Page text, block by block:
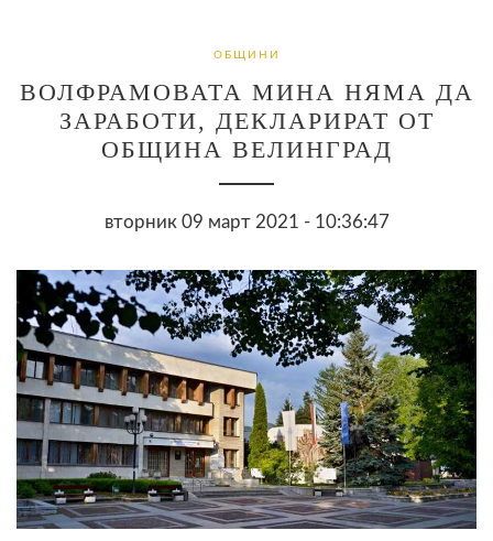
ОБЩИНИ
ВОЛФРАМОВАТА МИНА НЯМА ДА
ЗАРАБОТИ, ДЕКЛАРИРАТ ОТ
ОБЩИНА ВЕЛИНГРАД
вторник 09 март 2021 - 10:36:47